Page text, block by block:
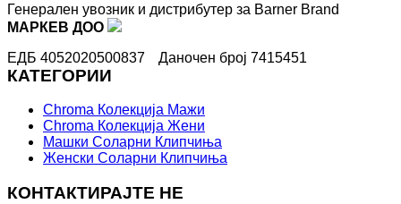
Генерален увозник и дистрибутер за Barner Brand
МАРКЕВ ДОО
ЕДБ 4052020500837
Даночен број 7415451
КАТЕГОРИИ
Chroma Колекција Мажи
Chroma Колекција Жени
Машки Соларни Клипчиња
Женски Соларни Клипчиња
КОНТАКТИРАЈТЕ НЕ